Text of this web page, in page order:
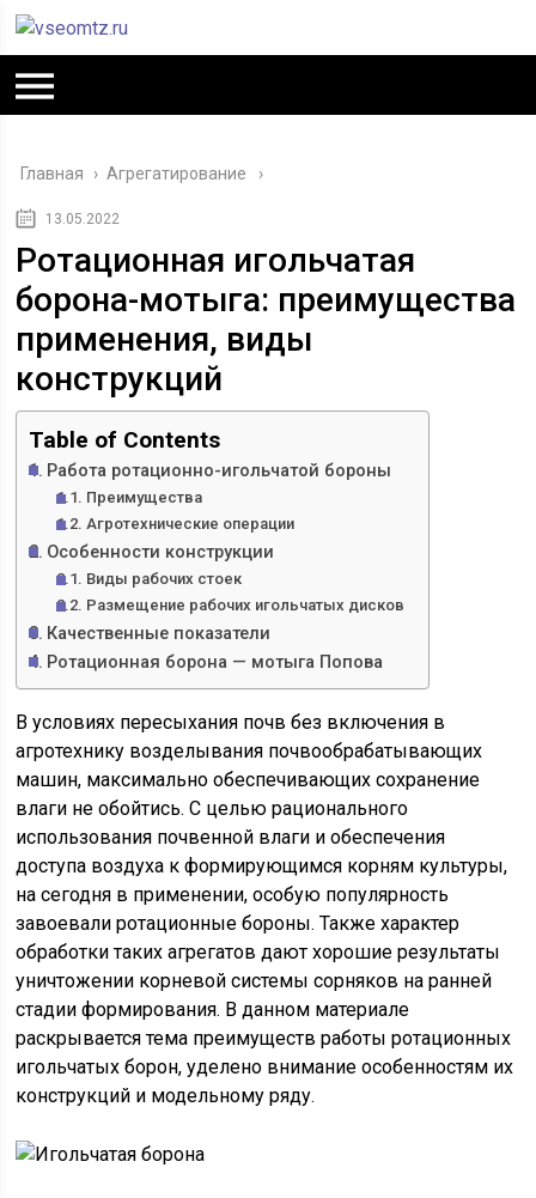
Главная › Агрегатирование
13.05.2022
Ротационная игольчатая
борона-мотыга: преимущества
применения, виды
конструкций
Table of Contents
Работа ротационно-игольчатой бороны
Преимущества
Агротехнические операции
Особенности конструкции
Виды рабочих стоек
Размещение рабочих игольчатых дисков
Качественные показатели
Ротационная борона — мотыга Попова
В условиях пересыхания почв без включения в
агротехнику возделывания почвообрабатывающих
машин, максимально обеспечивающих сохранение
влаги не обойтись. С целью рационального
использования почвенной влаги и обеспечения
доступа воздуха к формирующимся корням культуры,
на сегодня в применении, особую популярность
завоевали ротационные бороны. Также характер
обработки таких агрегатов дают хорошие результаты
уничтожении корневой системы сорняков на ранней
стадии формирования. В данном материале
раскрывается тема преимуществ работы ротационных
игольчатых борон, уделено внимание особенностям их
конструкций и модельному ряду.